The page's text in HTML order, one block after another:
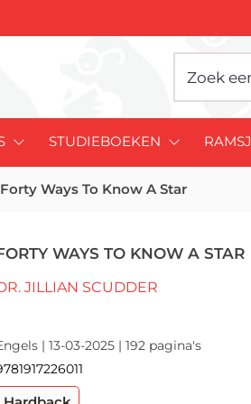
STUDIEBOEKEN RAMSJ
Forty Ways To Know A Star
WAYS TO KNOW A STAR
JILLIAN SCUDDER
| 13-03-2025 | 192 pagina's